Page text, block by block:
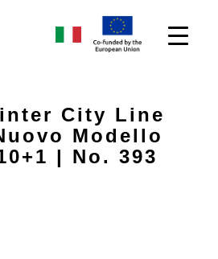
City Line
Modello
| No. 393